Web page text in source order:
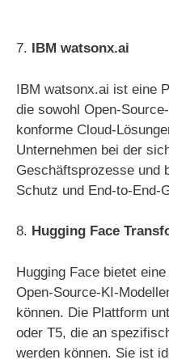
7. IBM watsonx.ai
IBM watsonx.ai ist eine
die sowohl Open-
konforme Cloud-
Unternehmen bei der
Geschäftsprozesse und
Schutz und End-to-End-
8. Hugging Face
Hugging Face bietet
Open-Source-KI-
können. Die Plattform
oder T5, die an
werden können. Sie ist